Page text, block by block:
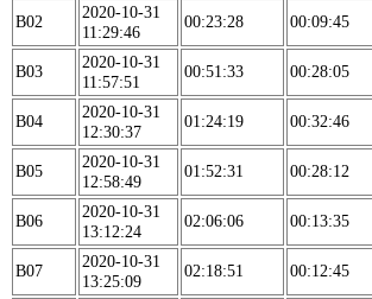
B02
2020-10-31
11:29:46
00:23:28 00:09:45
B03
2020-10-31
11:57:51
00:51:33 00:28:05
B04
2020-10-31
12:30:37
01:24:19 00:32:46
B05
2020-10-31
12:58:49
01:52:31 00:28:12
B06
2020-10-31
13:12:24
02:06:06 00:13:35
B07
2020-10-31
13:25:09
02:18:51 00:12:45